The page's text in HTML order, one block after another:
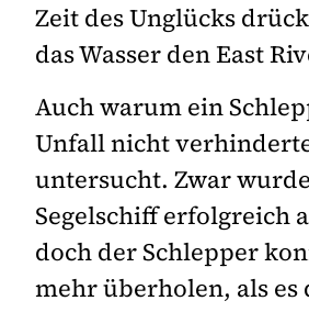
Zeit des Unglücks
das Wasser den East
Auch warum ein
Unfall nicht
untersucht. Zwar
Segelschiff erfolgreich
doch der Schlepper
mehr überholen, als